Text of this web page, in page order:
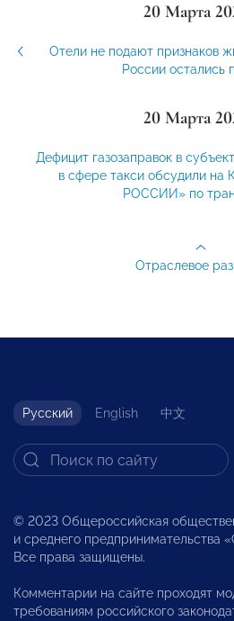
20 Марта
Отели не подают признаков
России остались
20 Марта
Дефицит газозаправок в
в сфере такси обсудили
РОССИИ» по
Отраслевое
Русский English 中文
© 2023 Общероссийская
и среднего
Все права защищены.
Комментарии на сайте проходят
требованиям российского